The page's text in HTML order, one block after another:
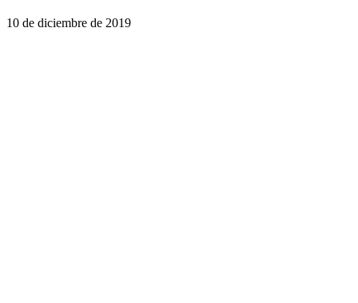
10 de diciembre de 2019